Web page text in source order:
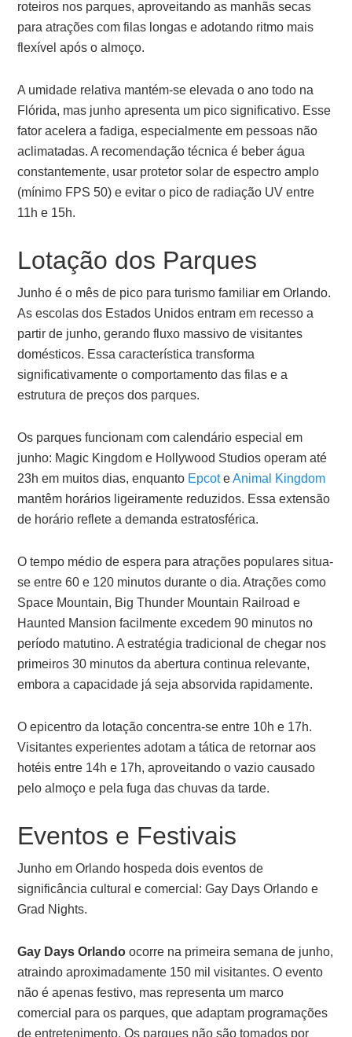
roteiros nos parques, aproveitando as manhãs secas
para atrações com filas longas e adotando ritmo mais
flexível após o almoço.
A umidade relativa mantém-se elevada o ano todo na
Flórida, mas junho apresenta um pico significativo. Esse
fator acelera a fadiga, especialmente em pessoas não
aclimatadas. A recomendação técnica é beber água
constantemente, usar protetor solar de espectro amplo
(mínimo FPS 50) e evitar o pico de radiação UV entre
11h e 15h.
Lotação dos Parques
Junho é o mês de pico para turismo familiar em Orlando.
As escolas dos Estados Unidos entram em recesso a
partir de junho, gerando fluxo massivo de visitantes
domésticos. Essa característica transforma
significativamente o comportamento das filas e a
estrutura de preços dos parques.
Os parques funcionam com calendário especial em
junho: Magic Kingdom e Hollywood Studios operam até
23h em muitos dias, enquanto EpcoteAnimal Kingdom
mantêm horários ligeiramente reduzidos. Essa extensão
de horário reflete a demanda estratosférica.
O tempo médio de espera para atrações populares situa-
se entre 60 e 120 minutos durante o dia. Atrações como
Space Mountain, Big Thunder Mountain Railroad e
Haunted Mansion facilmente excedem 90 minutos no
período matutino. A estratégia tradicional de chegar nos
primeiros 30 minutos da abertura continua relevante,
embora a capacidade já seja absorvida rapidamente.
O epicentro da lotação concentra-se entre 10h e 17h.
Visitantes experientes adotam a tática de retornar aos
hotéis entre 14h e 17h, aproveitando o vazio causado
pelo almoço e pela fuga das chuvas da tarde.
Eventos e Festivais
Junho em Orlando hospeda dois eventos de
significância cultural e comercial: Gay Days Orlando e
Grad Nights.
Gay Days Orlando ocorre na primeira semana de junho,
atraindo aproximadamente 150 mil visitantes. O evento
não é apenas festivo, mas representa um marco
comercial para os parques, que adaptam programações
de entretenimento. Os parques não são tomados por